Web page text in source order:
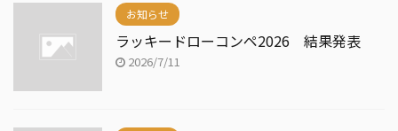
お知らせ
ラッキードローコンペ2026 結果発表
2026/7/11